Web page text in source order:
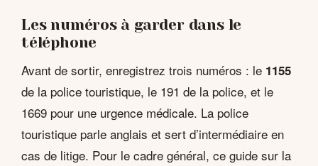
Les numéros à garder dans le
téléphone
Avant de sortir, enregistrez trois numéros : le 1155
de la police touristique, le 191 de la police, et le
1669 pour une urgence médicale. La police
touristique parle anglais et sert d’intermédiaire en
cas de litige. Pour le cadre général, ce guide sur la